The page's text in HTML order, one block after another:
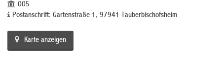
005
Postanschrift: Gartenstraße 1, 97941 Tauberbischofsheim
Karte anzeigen